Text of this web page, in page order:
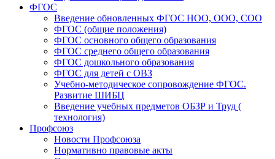
ФГОС
Введение обновленных ФГОС НОО, ООО, СОО
ФГОС (общие положения)
ФГОС основного общего образования
ФГОС среднего общего образования
ФГОС дошкольного образования
ФГОС для детей с ОВЗ
Учебно-методическое сопровождение ФГОС.
Развитие ШИБЦ
Введение учебных предметов ОБЗР и Труд (
технология)
Профсоюз
Новости Профсоюза
Нормативно правовые акты